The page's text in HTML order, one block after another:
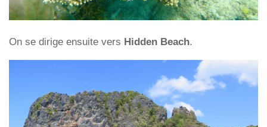
On se dirige ensuite vers Hidden Beach.